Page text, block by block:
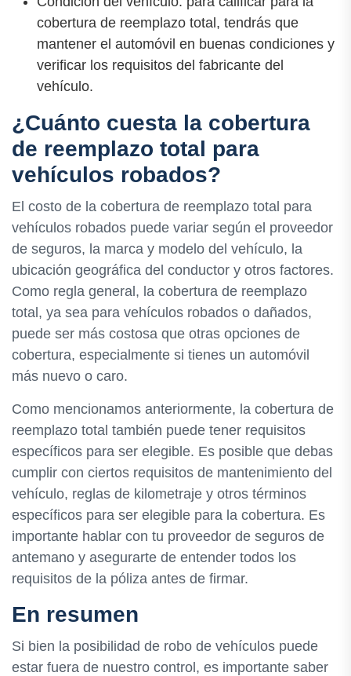
cobertura de reemplazo total, tendrás que
mantener el automóvil en buenas condiciones y
verificar los requisitos del fabricante del
vehículo.
¿Cuánto cuesta la cobertura
de reemplazo total para
vehículos robados?
El costo de la cobertura de reemplazo total para
vehículos robados puede variar según el proveedor
de seguros, la marca y modelo del vehículo, la
ubicación geográfica del conductor y otros factores.
Como regla general, la cobertura de reemplazo
total, ya sea para vehículos robados o dañados,
puede ser más costosa que otras opciones de
cobertura, especialmente si tienes un automóvil
más nuevo o caro.
Como mencionamos anteriormente, la cobertura de
reemplazo total también puede tener requisitos
específicos para ser elegible. Es posible que debas
cumplir con ciertos requisitos de mantenimiento del
vehículo, reglas de kilometraje y otros términos
específicos para ser elegible para la cobertura. Es
importante hablar con tu proveedor de seguros de
antemano y asegurarte de entender todos los
requisitos de la póliza antes de firmar.
En resumen
Si bien la posibilidad de robo de vehículos puede
estar fuera de nuestro control, es importante saber